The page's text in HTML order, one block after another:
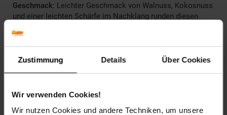
Zustimmung Details Über Cookies
Wir verwenden Cookies!
Wir nutzen Cookies und andere Techniken, um unsere
Geschmack: Leichter Geschmack von Walnuss, Kokosnuss
und einer leichten Schärfe im Nachklang runden diesen
Herkunftsland Panama
Artikelnummer: 2478428000